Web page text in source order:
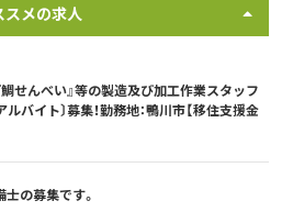
スメの求人
せんべい』等の製造及び加工作業スタッフ
ルバイト〕募集！勤務地：鴨川市【移住支援金
の募集です。